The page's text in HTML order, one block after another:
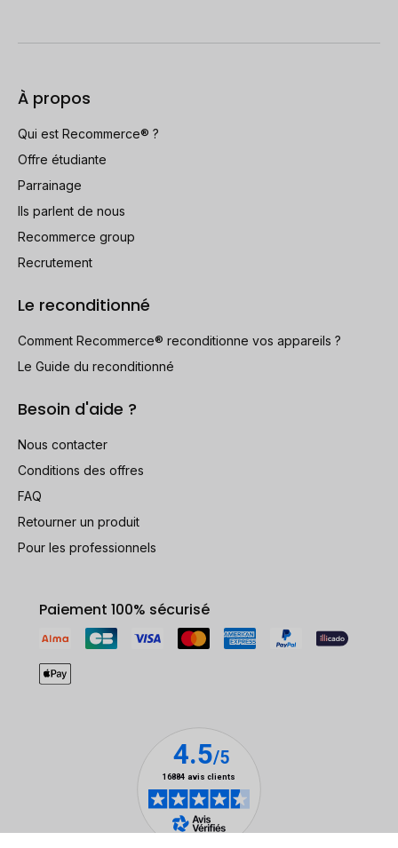
À propos
Qui est Recommerce® ?
Offre étudiante
Parrainage
Ils parlent de nous
Recommerce group
Recrutement
Le reconditionné
Comment Recommerce® reconditionne vos appareils ?
Le Guide du reconditionné
Besoin d'aide ?
Nous contacter
Conditions des offres
FAQ
Retourner un produit
Pour les professionnels
Paiement 100% sécurisé